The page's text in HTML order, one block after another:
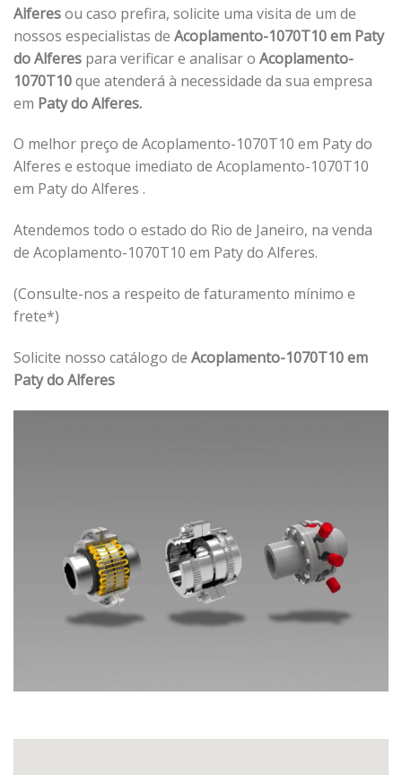
Alferesou caso prefira, solicite uma visita de um de
nossos especialistas de Acoplamento-1070T10 em Paty
do Alferes para verificar e analisar o Acoplamento-
1070T10que atenderá à necessidade da sua empresa
em Paty do Alferes.
O melhor preço de Acoplamento-1070T10 em Paty do
Alferes e estoque imediato de Acoplamento-1070T10
em Paty do Alferes .
Atendemos todo o estado do Rio de Janeiro, na venda
de Acoplamento-1070T10 em Paty do Alferes.
(Consulte-nos a respeito de faturamento mínimo e
frete*)
Solicite nosso catálogo de Acoplamento-1070T10 em
Paty do Alferes